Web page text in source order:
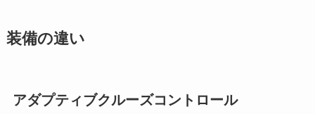
装備の違い
アダプティブクルーズコントロール